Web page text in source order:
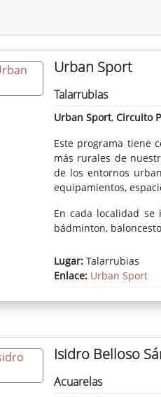
Urban Sport
Talarrubias
Urban Sport, Circuito
Este programa tiene
más rurales de
de los entornos
equipamientos,
En cada localidad
bádminton,
Lugar:Talarrubias
Enlace: Urban Sport
Isidro Belloso
Acuarelas